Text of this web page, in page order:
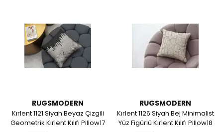
RUGSMODERN
Kırlent 1121 Siyah Beyaz Çizgili
Geometrik Kırlent Kılıfı Pillow17
RUGSMODERN
Kırlent 1126 Siyah Bej Minimalist
Yüz Figürlü Kırlent Kılıfı Pillow18